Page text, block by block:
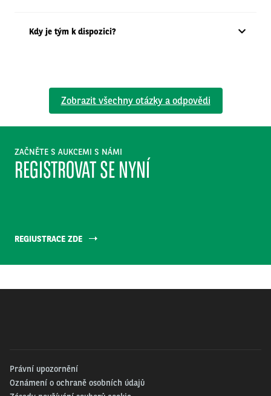
Kdy je tým k dispozici?
Zobrazit všechny otázky a odpovědi
ZAČNĚTE S AUKCEMI S NÁMI
REGISTROVAT SE NYNÍ
REGIUSTRACE ZDE
Právní upozornění
Oznámení o ochraně osobních údajů